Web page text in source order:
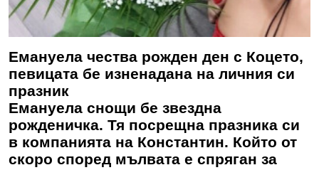
Емануела чества рожден ден с Коцето,
певицата бе изненадана на личния си
празник
Емануела снощи бе звездна
рожденичка. Тя посрещна празника си
в компанията на Константин. Който от
скоро според мълвата е спряган за